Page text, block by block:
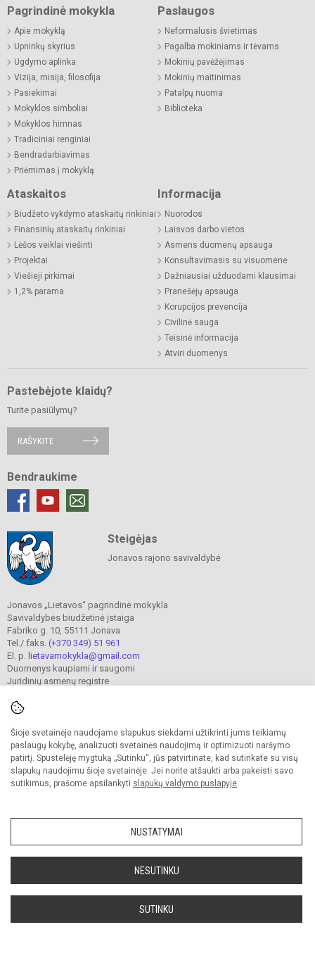
Šioje svetainėje naudojame slapukus siekdami užtikrinti jums teikiamų
paslaugų kokybę, analizuoti svetainės naudojimą ir optimizuoti naršymo
patirtį. Spustelėję mygtuką „Sutinku“, jūs patvirtinate, kad sutinkate su visų
slapukų naudojimu šioje svetainėje. Jei norite atšaukti arba pakeisti savo
sutikimus, prašome apsilankyti slapukų valdymo puslapyje.
NUSTATYMAI
NESUTINKU
SUTINKU
Pagrindinė mokykla
Apie mokyklą
Upninkų skyrius
Ugdymo aplinka
Vizija, misija, filosofija
Pasiekimai
Mokyklos simboliai
Mokyklos himnas
Tradiciniai renginiai
Bendradarbiavimas
Priėmimas į mokyklą
Paslaugos
Neformalusis švietimas
Pagalba mokiniams ir tėvams
Mokinių pavėžėjimas
Mokinių maitinimas
Patalpų nuoma
Biblioteka
Ataskaitos
Biudžeto vykdymo ataskaitų rinkiniai
Finansinių ataskaitų rinkiniai
Lėšos veiklai viešinti
Projektai
Viešieji pirkimai
1,2% parama
Informacija
Nuorodos
Laisvos darbo vietos
Asmens duomenų apsauga
Konsultavimasis su visuomene
Dažniausiai užduodami klausimai
Pranešėjų apsauga
Korupcijos prevencija
Civilinė sauga
Teisinė informacija
Atviri duomenys
Pastebėjote klaidų?
Turite pasiūlymų?
RAŠYKITE
Bendraukime
Steigėjas
Jonavos rajono savivaldybė
Jonavos „Lietavos“ pagrindinė mokykla
Savivaldybės biudžetinė įstaiga
Fabriko g. 10, 55111 Jonava
Tel./ faks. (+370 349) 51 961
El. p. lietavamokykla@gmail.com
Duomenys kaupiami ir saugomi
Juridinių asmenų registre
© 2023. Jonavos Lietavos pagrindinė mokykla. Visos teisės saugomos.
Kopijuoti turinį be raštiško įstaigos administracijos sutikimo griežtai draudžiama.
Prieinamumo paraiška Slapukų valdymas
svetainę